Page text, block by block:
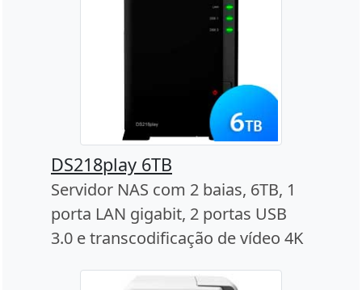
DS218play 6TB
Servidor NAS com 2 baias, 6TB, 1
porta LAN gigabit, 2 portas USB
3.0 e transcodificação de vídeo 4K